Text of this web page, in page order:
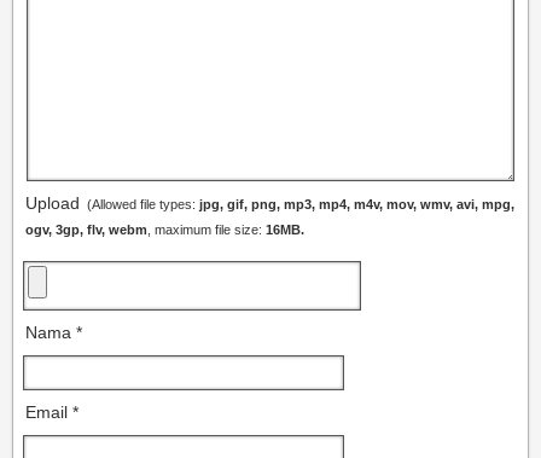
Upload (Allowed file types: jpg, gif, png, mp3, mp4, m4v, mov, wmv, avi, mpg,
ogv, 3gp, flv, webm , maximum file size: 16MB.
Nama *
Email *